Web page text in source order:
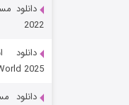
قسمت2022
دانلود
2025